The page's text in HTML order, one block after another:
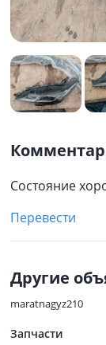
Состояние
Перевести
Другие
maratnagyz210
Запчасти